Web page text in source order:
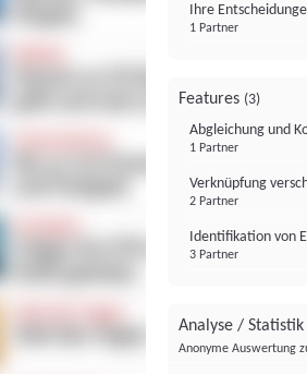
Ihre
1 Partner
Features (3)
Abgleichung und
1 Partner
Verknüpfung
2 Partner
Identifikation von
3 Partner
Analyse / Statistik
Anonyme Auswertung